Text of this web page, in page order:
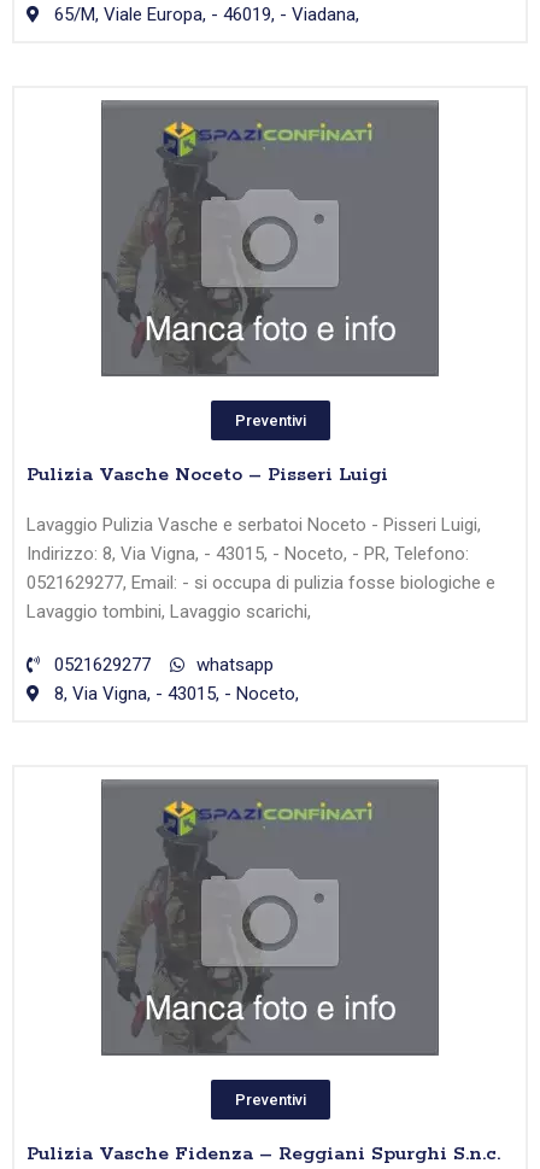
65/M, Viale Europa, - 46019, - Viadana,
Preventivi
Pulizia Vasche Noceto – Pisseri Luigi
Lavaggio Pulizia Vasche e serbatoi Noceto - Pisseri Luigi,
Indirizzo: 8, Via Vigna, - 43015, - Noceto, - PR, Telefono:
0521629277, Email: - si occupa di pulizia fosse biologiche e
Lavaggio tombini, Lavaggio scarichi,
0521629277
whatsapp
8, Via Vigna, - 43015, - Noceto,
Preventivi
Pulizia Vasche Fidenza – Reggiani Spurghi S.n.c.